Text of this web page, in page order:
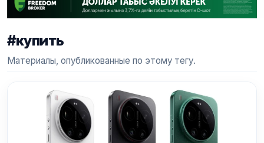
#купить
Материалы, опубликованные по этому тегу.